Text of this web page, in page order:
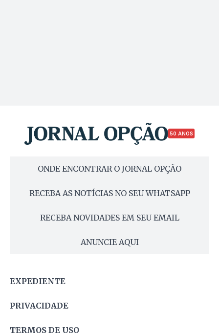
50 ANOS
ONDE ENCONTRAR O JORNAL OPÇÃO
RECEBA AS NOTÍCIAS NO SEU WHATSAPP
RECEBA NOVIDADES EM SEU EMAIL
ANUNCIE AQUI
EXPEDIENTE
PRIVACIDADE
TERMOS DE USO